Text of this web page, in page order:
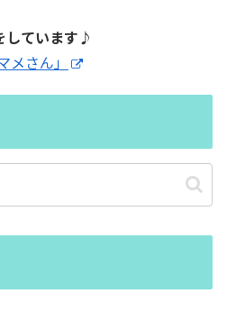
しています♪
メさん」